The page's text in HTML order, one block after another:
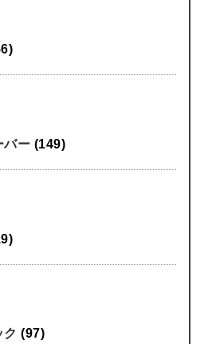
バー (149)
ク(97)